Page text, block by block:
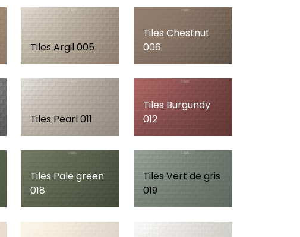
Tiles Argil 005
Tiles Chestnut
006
Tiles Pearl 011
Tiles Burgundy
012
Tiles Pale green
018
Tiles Vert de gris
019